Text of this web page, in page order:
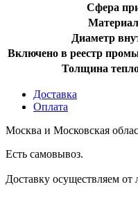
Сфера
Диаметр
Включено в реестр
Толщина
Доставка
Оплата
Москва и Московская
Есть самовывоз.
Доставку осуществляем